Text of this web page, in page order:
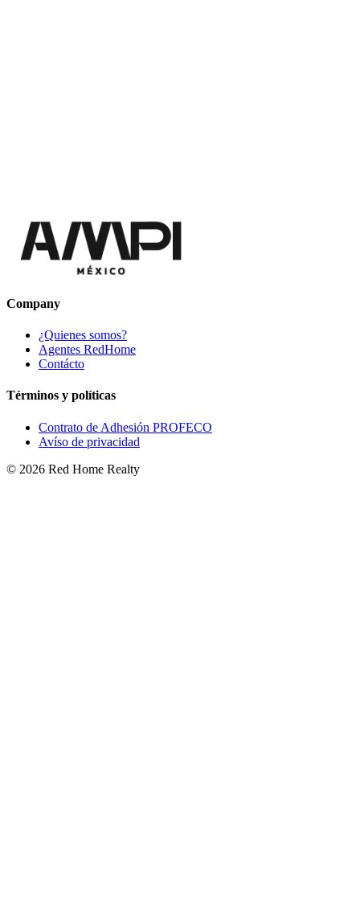
Company
¿Quienes somos?
Agentes RedHome
Contácto
Términos y políticas
Contrato de Adhesión PROFECO
Avíso de privacidad
© 2026 Red Home Realty